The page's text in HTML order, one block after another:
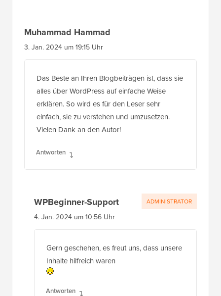
Muhammad Hammad
3. Jan. 2024 um 19:15 Uhr
Das Beste an Ihren Blogbeiträgen ist, dass sie
alles über WordPress auf einfache Weise
erklären. So wird es für den Leser sehr
einfach, sie zu verstehen und umzusetzen.
Vielen Dank an den Autor!
Antworten
WPBeginner-Support
4. Jan. 2024 um 10:56 Uhr
Gern geschehen, es freut uns, dass unsere
Inhalte hilfreich waren
Antworten
ADMINISTRATOR